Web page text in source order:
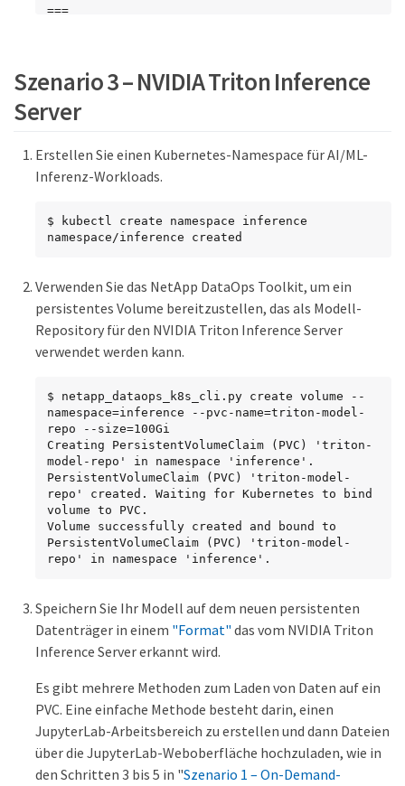
===
Szenario 3 – NVIDIA Triton Inference
Server
Erstellen Sie einen Kubernetes-Namespace für AI/ML-
Inferenz-Workloads.
$ kubectl create namespace inference
namespace/inference created
Verwenden Sie das NetApp DataOps Toolkit, um ein
persistentes Volume bereitzustellen, das als Modell-
Repository für den NVIDIA Triton Inference Server
verwendet werden kann.
$ netapp_dataops_k8s_cli.py create volume --
namespace=inference --pvc-name=triton-model-
repo --size=100Gi
Creating PersistentVolumeClaim (PVC) 'triton-
model-repo' in namespace 'inference'.
PersistentVolumeClaim (PVC) 'triton-model-
repo' created. Waiting for Kubernetes to bind
volume to PVC.
Volume successfully created and bound to
PersistentVolumeClaim (PVC) 'triton-model-
repo' in namespace 'inference'.
Speichern Sie Ihr Modell auf dem neuen persistenten
Datenträger in einem "Format" das vom NVIDIA Triton
Inference Server erkannt wird.
Es gibt mehrere Methoden zum Laden von Daten auf ein
PVC. Eine einfache Methode besteht darin, einen
JupyterLab-Arbeitsbereich zu erstellen und dann Dateien
über die JupyterLab-Weboberfläche hochzuladen, wie in
den Schritten 3 bis 5 in "Szenario 1 – On-Demand-